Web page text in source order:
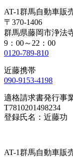
AT-1群馬自動車販
〒370-1406
群馬県藤岡市浄法
9：00～22：00
0120-789-810
近藤携帯
090-9153-4198
適格請求書発行事
T7810201498234
登録氏名：近藤功
AT-1群馬自動車販